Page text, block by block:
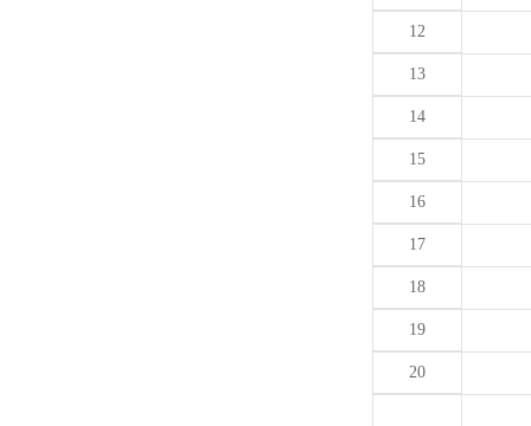
12
13
14
15
16
17
18
19
20